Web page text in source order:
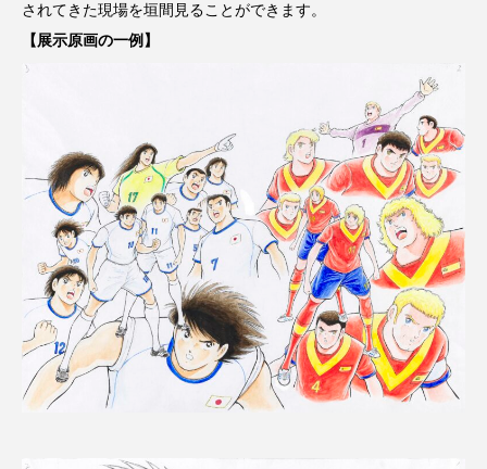
されてきた現場を垣間見ることができます。
【展示原画の一例】